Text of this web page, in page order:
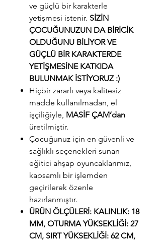
ve güçlü bir karakterle
yetişmesi istenir. SİZİN
ÇOCUĞUNUZUN DA BİRİCİK
OLDUĞUNU BİLİYOR VE
GÜÇLÜ BİR KARAKTERDE
YETİŞMESİNE KATKIDA
BULUNMAK İSTİYORUZ :)
Hiçbir zararlı veya kalitesiz
madde kullanılmadan, el
işçiliğiyle, MASİF ÇAM’dan
üretilmiştir.
Çocuğunuz için en güvenli ve
sağlıklı seçenekleri sunan
eğitici ahşap oyuncaklarımız,
kapsamlı bir işlemden
geçirilerek özenle
hazırlanmıştır.
ÜRÜN ÖLÇÜLERİ: KALINLIK: 18
MM, OTURMA YÜKSEKLİĞİ: 27
CM, SIRT YÜKSEKLİĞİ: 62 CM,